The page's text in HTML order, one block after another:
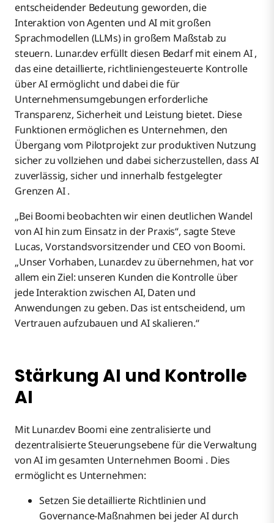
entscheidender Bedeutung geworden, die
Interaktion von Agenten und AI mit großen
Sprachmodellen (LLMs) in großem Maßstab zu
steuern. Lunar.dev erfüllt diesen Bedarf mit einem AI ,
das eine detaillierte, richtliniengesteuerte Kontrolle
über AI ermöglicht und dabei die für
Unternehmensumgebungen erforderliche
Transparenz, Sicherheit und Leistung bietet. Diese
Funktionen ermöglichen es Unternehmen, den
Übergang vom Pilotprojekt zur produktiven Nutzung
sicher zu vollziehen und dabei sicherzustellen, dass AI
zuverlässig, sicher und innerhalb festgelegter
Grenzen AI .
„Bei Boomi beobachten wir einen deutlichen Wandel
von AI hin zum Einsatz in der Praxis“, sagte Steve
Lucas, Vorstandsvorsitzender und CEO von Boomi.
„Unser Vorhaben, Lunar.dev zu übernehmen, hat vor
allem ein Ziel: unseren Kunden die Kontrolle über
jede Interaktion zwischen AI, Daten und
Anwendungen zu geben. Das ist entscheidend, um
Vertrauen aufzubauen und AI skalieren.“
Stärkung AI und Kontrolle
AI
Mit Lunar.dev Boomi eine zentralisierte und
dezentralisierte Steuerungsebene für die Verwaltung
von AI im gesamten Unternehmen Boomi . Dies
ermöglicht es Unternehmen:
Setzen Sie detaillierte Richtlinien und
Governance-Maßnahmen bei jeder AI durch